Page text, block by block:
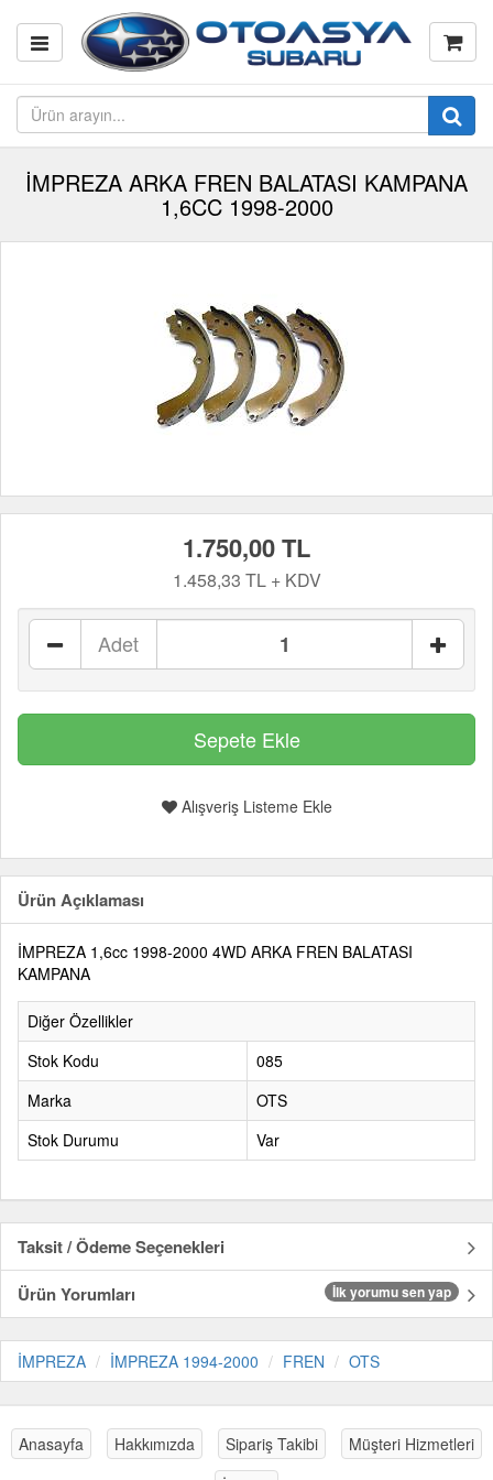
İMPREZA ARKA FREN BALATASI KAMPANA
1,6CC 1998-2000
1.750,00 TL
1.458,33 TL + KDV
Adet
Alışveriş Listeme Ekle
Ürün Açıklaması
İMPREZA 1,6cc 1998-2000 4WD ARKA FREN BALATASI
KAMPANA
Diğer Özellikler
Stok Kodu
085
Marka
OTS
Stok Durumu
Var
Taksit / Ödeme Seçenekleri
Ürün Yorumları
İlk yorumu sen yap
İMPREZA İMPREZA 1994-2000 FREN OTS
Anasayfa Hakkımızda Sipariş Takibi
Müşteri Hizmetleri